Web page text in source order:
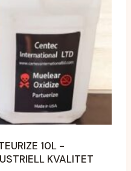
10L -
KVALITET